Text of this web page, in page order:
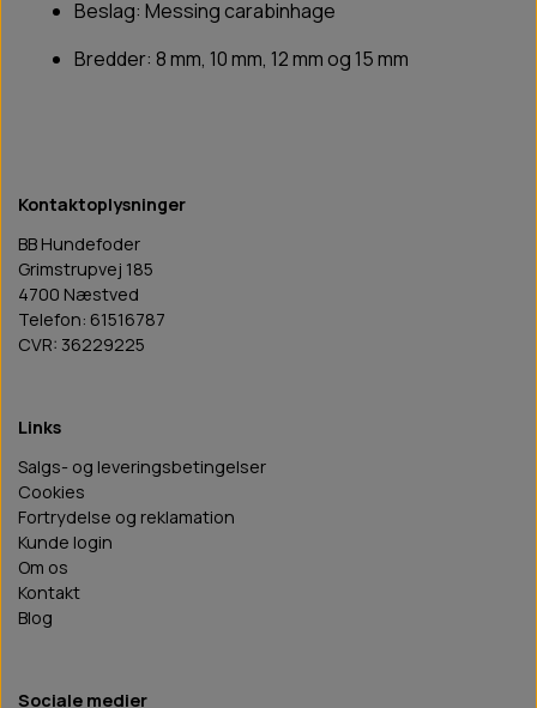
Beslag: Messing carabinhage
Bredder: 8 mm, 10 mm, 12 mm og 15 mm
Kontaktoplysninger
BB Hundefoder
Grimstrupvej 185
4700 Næstved
Telefon: 61516787
CVR: 36229225
Links
Salgs- og leveringsbetingelser
Cookies
Fortrydelse og reklamation
Kunde login
Om os
Kontakt
Blog
Sociale medier